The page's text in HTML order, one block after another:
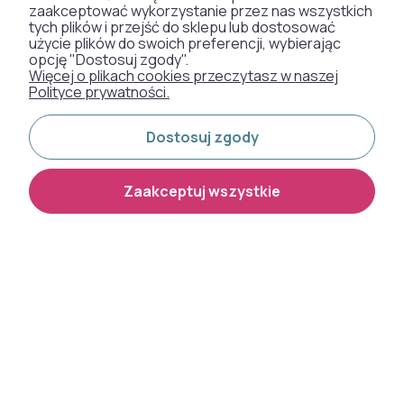
DYWANY
TAPETY
SZTUCZNA TRAWA
WYKŁADZINY DYWANOWE
zaakceptować wykorzystanie przez nas wszystkich
tych plików i przejść do sklepu lub dostosować
użycie plików do swoich preferencji, wybierając
opcję "Dostosuj zgody".
Więcej o plikach cookies przeczytasz w naszej
Polityce prywatności.
Dostosuj zgody
Zaakceptuj wszystkie